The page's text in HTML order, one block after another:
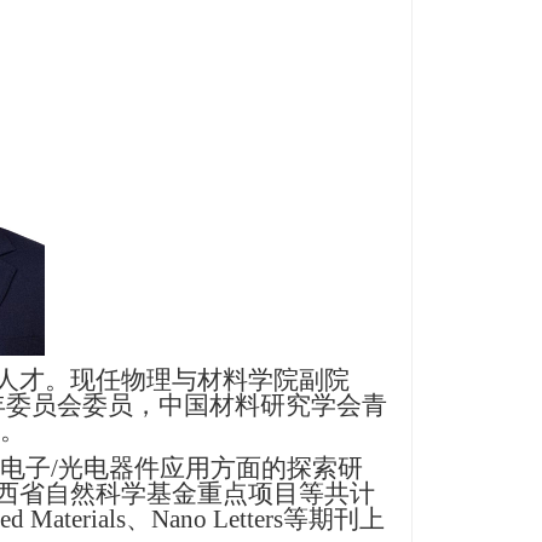
才。现任物理与材料学院副院
员会委员，中国材料研究学会青
子/光电器件应用方面的探索研
省自然科学基金重点项目等共计
Materials、 Nano Letters等期刊上